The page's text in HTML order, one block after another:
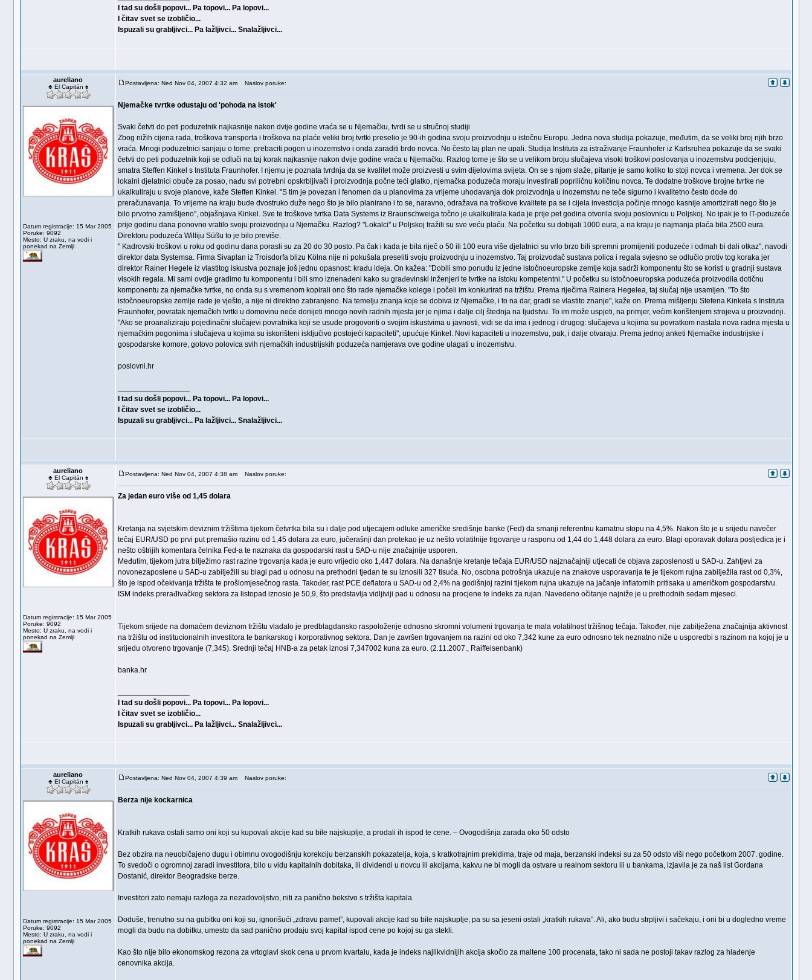
I tad su došli popovi... Pa topovi... Pa lopovi...
I čitav svet se izobličio...
Ispuzali su grabljivci... Pa lažljivci... Snalažljivci...
aureliano
♣ El Capitán ♠
Datum registracije: 15 Mar 2005
Poruke: 9092
Mesto: U zraku, na vodi i
ponekad na Zemlji
Postavljena: Ned Nov 04, 2007 4:32 am Naslov poruke:
Njemačke tvrtke odustaju od 'pohoda na istok'
Svaki četvti do peti poduzetnik najkasnije nakon dvije godine vraća se u Njemačku, tvrdi se u stručnoj studiji
Zbog nižih cijena rada, troškova transporta i troškova na plaće veliki broj tvrtki preselio je 90-ih godina svoju proizvodnju u istočnu Europu. Jedna nova studija pokazuje, međutim, da se veliki broj njih brzo
vraća. Mnogi poduzetnici sanjaju o tome: prebaciti pogon u inozemstvo i onda zaraditi brdo novca. No često taj plan ne upali. Studija Instituta za istraživanje Fraunhofer iz Karlsruhea pokazuje da se svaki
četvti do peti poduzetnik koji se odluči na taj korak najkasnije nakon dvije godine vraća u Njemačku. Razlog tome je što se u velikom broju slučajeva visoki troškovi poslovanja u inozemstvu podcjenjuju,
smatra Steffen Kinkel s Instituta Fraunhofer. I njemu je poznata tvrdnja da se kvalitet može proizvesti u svim dijelovima svijeta. On se s njom slaže, pitanje je samo koliko to stoji novca i vremena. Jer dok se
lokalni djelatnici obuče za posao, nađu svi potrebni opskrbljivači i proizvodnja počne teći glatko, njemačka poduzeća moraju investirati popriličnu količinu novca. Te dodatne troškove brojne tvrtke ne
ukalkuliraju u svoje planove, kaže Steffen Kinkel. "S tim je povezan i fenomen da u planovima za vrijeme uhodavanja dok proizvodnja u inozemstvu ne teče sigurno i kvalitetno često dođe do
preračunavanja. To vrijeme na kraju bude dvostruko duže nego što je bilo planirano i to se, naravno, odražava na troškove kvalitete pa se i cijela investicija počinje mnogo kasnije amortizirati nego što je
bilo prvotno zamišljeno", objašnjava Kinkel. Sve te troškove tvrtka Data Systems iz Braunschweiga točno je ukalkulirala kada je prije pet godina otvorila svoju poslovnicu u Poljskoj. No ipak je to IT-poduzeće
prije godinu dana ponovno vratilo svoju proizvodnju u Njemačku. Razlog? "Lokalci" u Poljskoj tražili su sve veću plaću. Na početku su dobijali 1000 eura, a na kraju je najmanja plaća bila 2500 eura.
Direktoru poduzeća Williju Süßu to je bilo previše.
" Kadrovski troškovi u roku od godinu dana porasli su za 20 do 30 posto. Pa čak i kada je bila riječ o 50 ili 100 eura više djelatnici su vrlo brzo bili spremni promijeniti poduzeće i odmah bi dali otkaz", navodi
direktor data Systemsa. Firma Sivaplan iz Troisdorfa blizu Kölna nije ni pokušala preseliti svoju proizvodnju u inozemstvo. Taj proizvođač sustava polica i regala svjesno se odlučio protiv tog koraka jer
direktor Rainer Hegele iz vlastitog iskustva poznaje još jednu opasnost: krađu ideja. On kažea: "Dobili smo ponudu iz jedne istočnoeuropske zemlje koja sadrži komponentu što se koristi u gradnji sustava
visokih regala. Mi sami ovdje gradimo tu komponentu i bili smo iznenađeni kako su građevinski inženjeri te tvrtke na istoku kompetentni." U početku su istočnoeuropska poduzeća proizvodila dotičnu
komponentu za njemačke tvrtke, no onda su s vremenom kopirali ono što rade njemačke kolege i počeli im konkurirati na tržištu. Prema riječima Rainera Hegelea, taj slučaj nije usamljen. "To što
istočnoeuropske zemlje rade je vješto, a nije ni direktno zabranjeno. Na temelju znanja koje se dobiva iz Njemačke, i to na dar, gradi se vlastito znanje", kaže on. Prema mišljenju Stefena Kinkela s Instituta
Fraunhofer, povratak njemačkih tvrtki u domovinu neće donijeti mnogo novih radnih mjesta jer je njima i dalje cilj štednja na ljudstvu. To im može uspjeti, na primjer, većim korištenjem strojeva u proizvodnji.
"Ako se proanaliziraju pojedinačni slučajevi povratnika koji se usude progovoriti o svojim iskustvima u javnosti, vidi se da ima i jednog i drugog: slučajeva u kojima su povratkom nastala nova radna mjesta u
njemačkim pogonima i slučajeva u kojima su iskorišteni isključivo postojeći kapaciteti", upućuje Kinkel. Novi kapaciteti u inozemstvu, pak, i dalje otvaraju. Prema jednoj anketi Njemačke industrijske i
gospodarske komore, gotovo polovica svih njemačkih industrijskih poduzeća namjerava ove godine ulagati u inozemstvu.
poslovni.hr
I tad su došli popovi... Pa topovi... Pa lopovi...
I čitav svet se izobličio...
Ispuzali su grabljivci... Pa lažljivci... Snalažljivci...
aureliano
♣ El Capitán ♠
Datum registracije: 15 Mar 2005
Poruke: 9092
Mesto: U zraku, na vodi i
ponekad na Zemlji
Postavljena: Ned Nov 04, 2007 4:38 am Naslov poruke:
Za jedan euro više od 1,45 dolara
Kretanja na svjetskim deviznim tržištima tijekom četvrtka bila su i dalje pod utjecajem odluke američke središnje banke (Fed) da smanji referentnu kamatnu stopu na 4,5%. Nakon što je u srijedu navečer
tečaj EUR/USD po prvi put premašio razinu od 1,45 dolara za euro, jučerašnji dan protekao je uz nešto volatilnije trgovanje u rasponu od 1,44 do 1,448 dolara za euro. Blagi oporavak dolara posljedica je i
nešto oštrijih komentara čelnika Fed-a te naznaka da gospodarski rast u SAD-u nije značajnije usporen.
Međutim, tijekom jutra bilježimo rast razine trgovanja kada je euro vrijedio oko 1,447 dolara. Na današnje kretanje tečaja EUR/USD najznačajniji utjecati će objava zaposlenosti u SAD-u. Zahtjevi za
novonezaposlene u SAD-u zabilježili su blagi pad u odnosu na prethodni tjedan te su iznosili 327 tisuća. No, osobna potrošnja ukazuje na znakove usporavanja te je tijekom rujna zabilježila rast od 0,3%,
što je ispod očekivanja tržišta te prošlomjesečnog rasta. Također, rast PCE deflatora u SAD-u od 2,4% na godišnjoj razini tijekom rujna ukazuje na jačanje inflatornih pritisaka u američkom gospodarstvu.
ISM indeks prerađivačkog sektora za listopad iznosio je 50,9, što predstavlja vidljiviji pad u odnosu na procjene te indeks za rujan. Navedeno očitanje najniže je u prethodnih sedam mjeseci.
Tijekom srijede na domaćem deviznom tržištu vladalo je predblagdansko raspoloženje odnosno skromni volumeni trgovanja te mala volatilnost tržišnog tečaja. Također, nije zabilježena značajnija aktivnost
na tržištu od institucionalnih investitora te bankarskog i korporativnog sektora. Dan je završen trgovanjem na razini od oko 7,342 kune za euro odnosno tek neznatno niže u usporedbi s razinom na kojoj je u
srijedu otvoreno trgovanje (7,345). Srednji tečaj HNB-a za petak iznosi 7,347002 kuna za euro. (2.11.2007., Raiffeisenbank)
banka.hr
I tad su došli popovi... Pa topovi... Pa lopovi...
I čitav svet se izobličio...
Ispuzali su grabljivci... Pa lažljivci... Snalažljivci...
aureliano
♣ El Capitán ♠
Datum registracije: 15 Mar 2005
Poruke: 9092
Mesto: U zraku, na vodi i
ponekad na Zemlji
Postavljena: Ned Nov 04, 2007 4:39 am Naslov poruke:
Berza nije kockarnica
Kratkih rukava ostali samo oni koji su kupovali akcije kad su bile najskuplje, a prodali ih ispod te cene. – Ovogodišnja zarada oko 50 odsto
Bez obzira na neuobičajeno dugu i obimnu ovogodišnju korekciju berzanskih pokazatelja, koja, s kratkotrajnim prekidima, traje od maja, berzanski indeksi su za 50 odsto viši nego početkom 2007. godine.
To svedoči o ogromnoj zaradi investitora, bilo u vidu kapitalnih dobitaka, ili dividendi u novcu ili akcijama, kakvu ne bi mogli da ostvare u realnom sektoru ili u bankama, izjavila je za naš list Gordana
Dostanić, direktor Beogradske berze.
Investitori zato nemaju razloga za nezadovoljstvo, niti za panično bekstvo s tržišta kapitala.
Doduše, trenutno su na gubitku oni koji su, ignorišući „zdravu pamet”, kupovali akcije kad su bile najskuplje, pa su sa jeseni ostali „kratkih rukava”. Ali, ako budu strpljivi i sačekaju, i oni bi u dogledno vreme
mogli da budu na dobitku, umesto da sad panično prodaju svoj kapital ispod cene po kojoj su ga stekli.
Kao što nije bilo ekonomskog rezona za vrtoglavi skok cena u prvom kvartalu, kada je indeks najlikvidnijih akcija skočio za maltene 100 procenata, tako ni sada ne postoji takav razlog za hlađenje
cenovnika akcija.